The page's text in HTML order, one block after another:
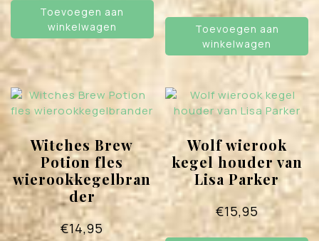
Toevoegen aan
winkelwagen
Toevoegen aan
winkelwagen
Witches Brew
Potion fles
wierookkegelbran
der
€14,95
Wolf wierook
kegel houder van
Lisa Parker
€15,95